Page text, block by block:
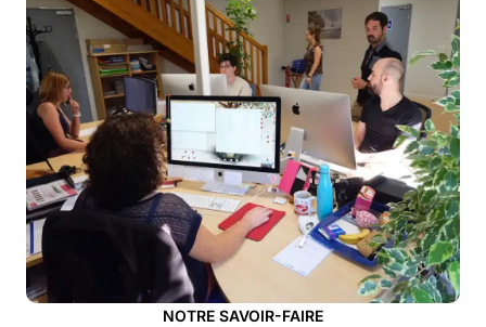
NOTRE SAVOIR-FAIRE